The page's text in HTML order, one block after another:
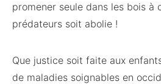
promener seule dans les bois à
prédateurs soit abolie !
Que justice soit faite aux
de maladies soignables en